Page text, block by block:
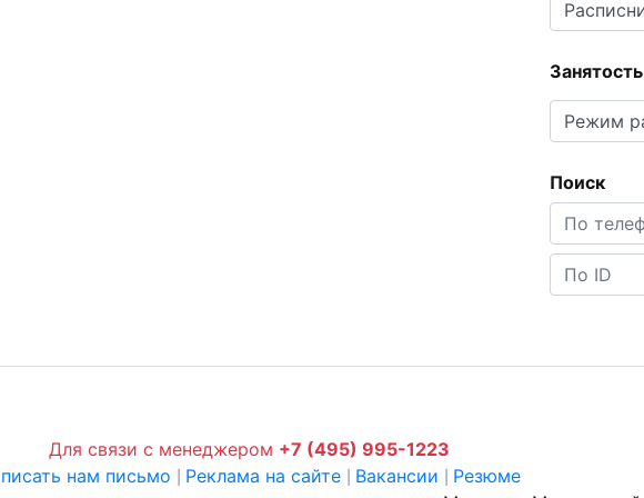
Занятость
Поиск
Для связи с менеджером +7 (495) 995-1223
нам письмо
Реклама на сайте Вакансии
Резюме